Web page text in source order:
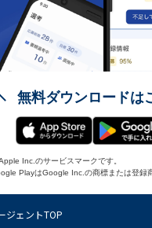
無料ダウンロードは
Inc.のサービスマークです。
PlayはGoogle Inc.の商標または登録
ジェントTOP